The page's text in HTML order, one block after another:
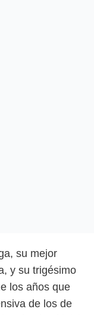
su mejor
y su trigésimo
los años que
de los de